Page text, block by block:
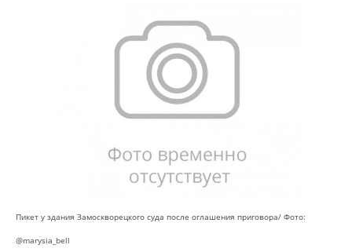
Пикет у здания Замоскворецкого суда после оглашения приговора/ Фото:
@marysia_bell